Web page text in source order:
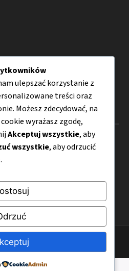
Perfumettka.pl
ulepszać korzystanie z
treści oraz
Możesz zdecydować, na
wyrażasz zgodę,
Akceptuj wszystkie, aby
wszystkie, aby odrzucić